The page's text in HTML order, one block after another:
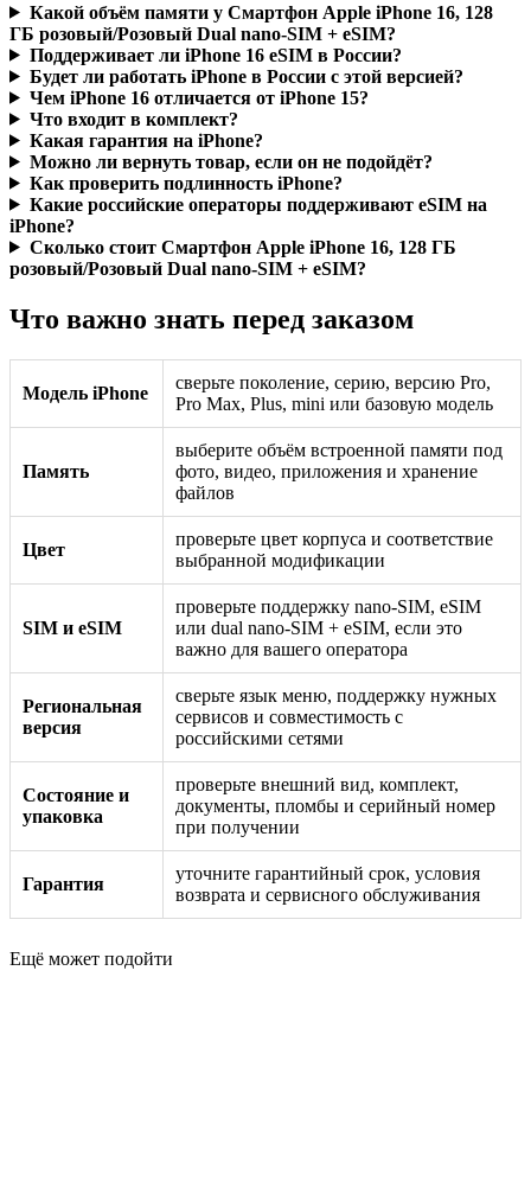
Какой объём памяти у Смартфон Apple iPhone 16, 128
ГБ розовый/Розовый Dual nano-SIM + eSIM?
Поддерживает ли iPhone 16 eSIM в России?
Будет ли работать iPhone в России с этой версией?
Чем iPhone 16 отличается от iPhone 15?
Что входит в комплект?
Какая гарантия на iPhone?
Можно ли вернуть товар, если он не подойдёт?
Как проверить подлинность iPhone?
Какие российские операторы поддерживают eSIM на
iPhone?
Сколько стоит Смартфон Apple iPhone 16, 128 ГБ
розовый/Розовый Dual nano-SIM + eSIM?
Что важно знать перед заказом
Модель iPhone
сверьте поколение, серию, версию Pro,
Pro Max, Plus, mini или базовую модель
Память
выберите объём встроенной памяти под
фото, видео, приложения и хранение
файлов
Цвет
проверьте цвет корпуса и соответствие
выбранной модификации
SIM и eSIM
проверьте поддержку nano-SIM, eSIM
или dual nano-SIM + eSIM, если это
важно для вашего оператора
Региональная
версия
сверьте язык меню, поддержку нужных
сервисов и совместимость с
российскими сетями
Состояние и
упаковка
проверьте внешний вид, комплект,
документы, пломбы и серийный номер
при получении
Гарантия
уточните гарантийный срок, условия
возврата и сервисного обслуживания
Ещё может подойти